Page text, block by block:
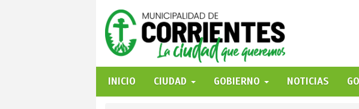
INICIO
CIUDAD GOBIERNO NOTICIAS